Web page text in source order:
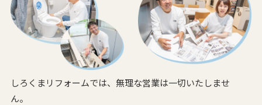
しろくまリフォームでは、無理な営業は一切いたしませ
ん。